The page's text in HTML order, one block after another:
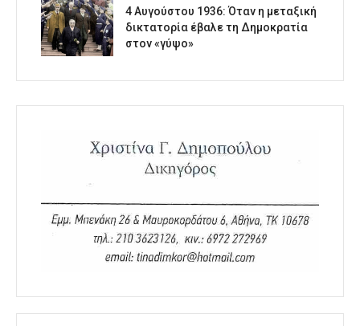
4 Αυγούστου 1936: Όταν η μεταξική
δικτατορία έβαλε τη Δημοκρατία
στον «γύψο»